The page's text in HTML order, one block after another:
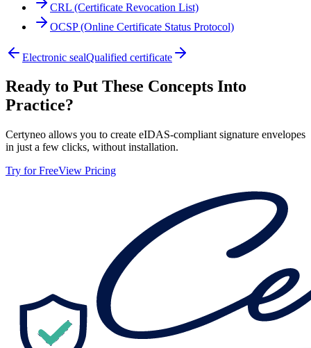
CRL (Certificate Revocation List)
OCSP (Online Certificate Status Protocol)
Electronic sealQualified certificate
Ready to Put These Concepts Into
Practice?
Certyneo allows you to create eIDAS-compliant signature envelopes
in just a few clicks, without installation.
Try for FreeView Pricing